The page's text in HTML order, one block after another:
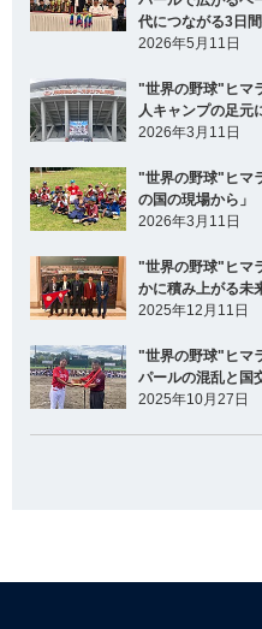
代につながる3日
2026年5月11日
"世界の野球"ヒマ
人キャンプの足元
2026年3月11日
"世界の野球"ヒマ
の国の現場から」
2026年3月11日
"世界の野球"ヒマ
かに積み上がる未
2025年12月11日
"世界の野球"ヒマ
パールの混乱と国
2025年10月27日